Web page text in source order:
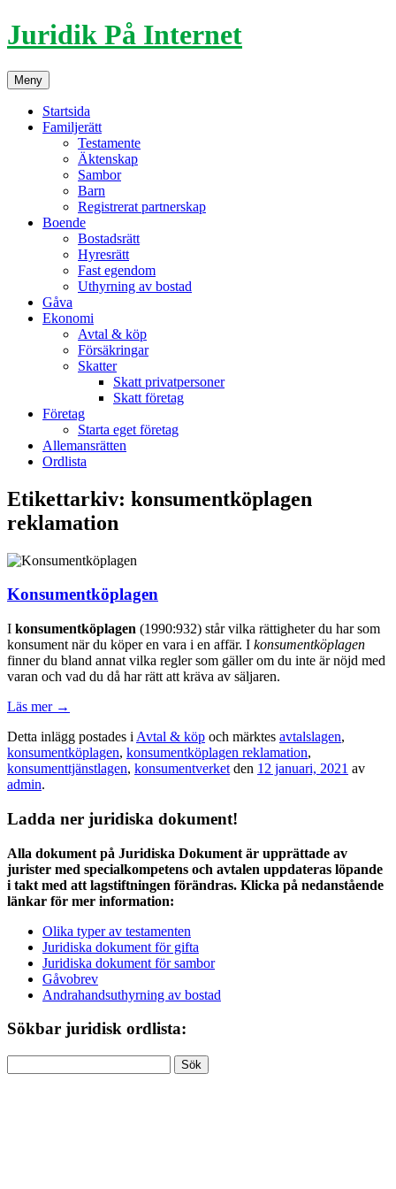
Hoppa
till
Juridik På Internet
Meny
Startsida
Familjerätt
Testamente
Äktenskap
Sambor
Barn
Registrerat partnerskap
Boende
Bostadsrätt
Hyresrätt
Fast egendom
Uthyrning av bostad
Gåva
Ekonomi
Avtal & köp
Försäkringar
Skatter
Skatt privatpersoner
Skatt företag
Företag
Starta eget företag
Allemansrätten
Ordlista
Etikettarkiv: konsumentköplagen
reklamation
Konsumentköplagen
I konsumentköplagen (1990:932) står vilka rättigheter du har som
konsument när du köper en vara i en affär. I konsumentköplagen
finner du bland annat vilka regler som gäller om du inte är nöjd med
varan och vad du då har rätt att kräva av säljaren.
Läs mer →
Detta inlägg postades i Avtal & köp och märktes avtalslagen,
konsumentköplagen, konsumentköplagen reklamation,
konsumenttjänstlagen, konsumentverket den 12 januari, 2021 av
admin.
Ladda ner juridiska dokument!
Alla dokument på Juridiska Dokument är upprättade av
jurister med specialkompetens och avtalen uppdateras löpande
i takt med att lagstiftningen förändras. Klicka på nedanstående
länkar för mer information:
Olika typer av testamenten
Juridiska dokument för gifta
Juridiska dokument för sambor
Gåvobrev
Andrahandsuthyrning av bostad
Sökbar juridisk ordlista:
efter: